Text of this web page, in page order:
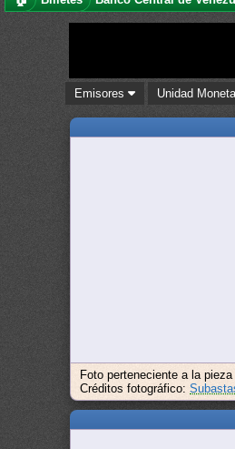
Emisores Unidad
Foto perteneciente a la pieza
Créditos fotográfico: